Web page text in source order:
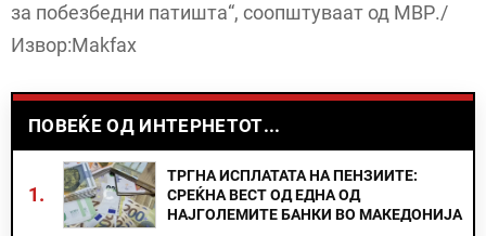
за побезбедни патишта“, соопштуваат од МВР./
Извор:Makfax
ПОВЕЌЕ ОД ИНТЕРНЕТОТ...
1.
ТРГНА ИСПЛАТАТА НА ПЕНЗИИТЕ:
СРЕЌНА ВЕСТ ОД ЕДНА ОД
НАЈГОЛЕМИТЕ БАНКИ ВО МАКЕДОНИЈА